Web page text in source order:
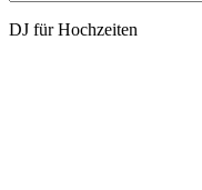
DJ für Hochzeiten